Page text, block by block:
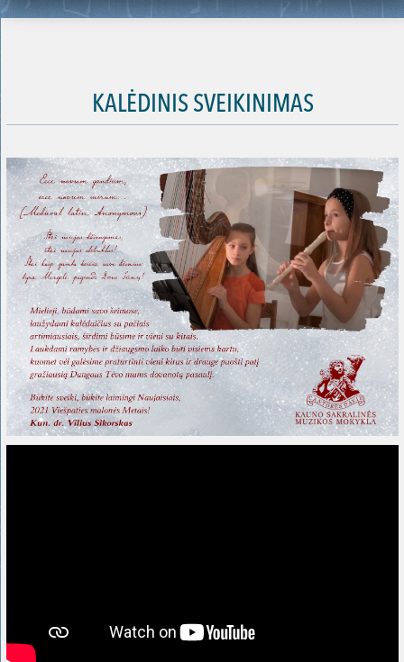
KALĖDINIS SVEIKINIMAS